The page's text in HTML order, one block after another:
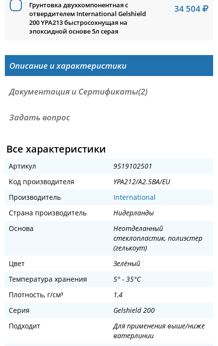
Грунтовка двухкомпонентная с
отвердителем International Gelshield
200 YPA213 быстросохнущая на
эпоксидной основе 5л серая
34 504
Описание и характеристики
Документация и Сертификаты(2)
Задать вопрос
Все характеристики
Артикул
9519102501
Код производителя
YPA212/A2.5BA/EU
Производитель
International
Страна производитель
Нидерланды
Основа
Неотделанный
стеклопластик, полиэстер
(гелькоут)
Цвет
Зелёный
Температура хранения
5° - 35°C
Плотность, ‎г/см³
1,4
Серия
Gelshield 200
Подходит
Для применения выше/ниже
ватерлинии